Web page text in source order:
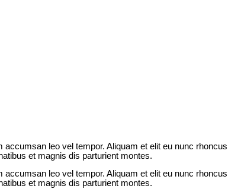
leo vel tempor. Aliquam et elit eu nunc rhoncus
et magnis dis parturient montes.
leo vel tempor. Aliquam et elit eu nunc rhoncus
et magnis dis parturient montes.